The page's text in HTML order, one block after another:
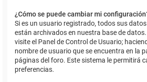
¿Cómo se puede cambiar mi
Si es un usuario registrado, todos sus
están archivados en nuestra base de
visite el Panel de Control de Usuario;
nombre de usuario que se encuentra en la
páginas del foro. Este sistema le permitirá
preferencias.